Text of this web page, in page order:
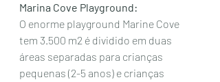
Marina Cove Playground:
O enorme playground Marine Cove
tem 3.500 m2 é dividido em duas
áreas separadas para crianças
pequenas (2-5 anos) e crianças